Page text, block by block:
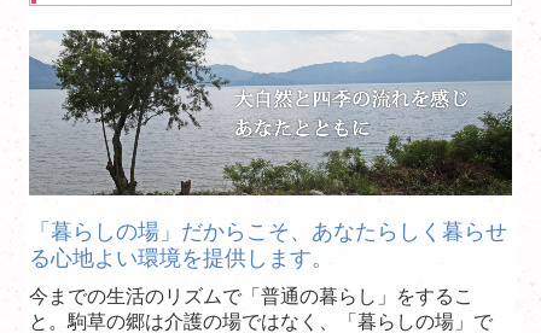
介護老人福祉施設 駒草の郷
料金案内
グループホーム 田沢の家1号館
グループホーム 田沢の家2号館
アクセス
情報公開
「暮らしの場」だからこそ、あなたらしく暮らせ
る心地よい環境を提供します。
今までの生活のリズムで「普通の暮らし」をするこ
と。駒草の郷は介護の場ではなく、「暮らしの場」で